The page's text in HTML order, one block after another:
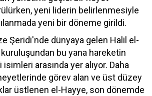
yeni liderin belirlenmesiyle
yeni bir döneme girildi.
Şeridi'nde dünyaya gelen Halil el-
kuruluşundan bu yana hareketin
arasında yer alıyor. Daha
görev alan ve üst düzey
üstlenen el-Hayye, son dönemde